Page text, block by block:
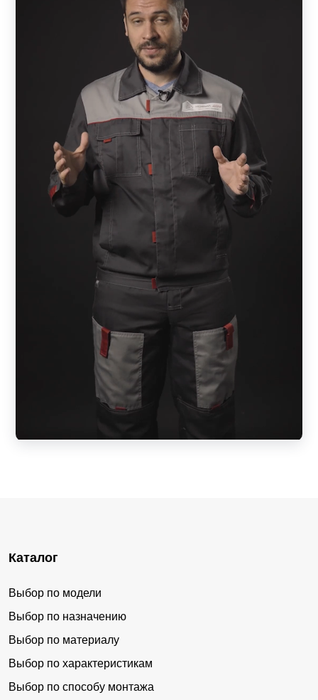
Каталог
Выбор по модели
Выбор по назначению
Выбор по материалу
Выбор по характеристикам
Выбор по способу монтажа